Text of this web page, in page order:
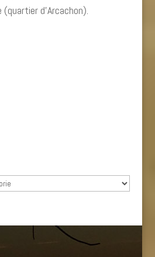
(quartier d’Arcachon).